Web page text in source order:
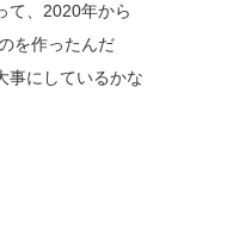
て、2020年から
を作ったんだ
事にしているかな